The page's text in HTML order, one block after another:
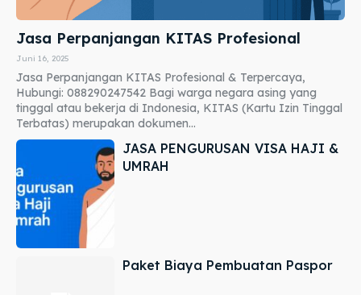
Jasa Perpanjangan KITAS Profesional
Juni 16, 2025
Jasa Perpanjangan KITAS Profesional & Terpercaya,
Hubungi: 088290247542 Bagi warga negara asing yang
tinggal atau bekerja di Indonesia, KITAS (Kartu Izin Tinggal
Terbatas) merupakan dokumen...
JASA PENGURUSAN VISA HAJI &
UMRAH
Paket Biaya Pembuatan Paspor